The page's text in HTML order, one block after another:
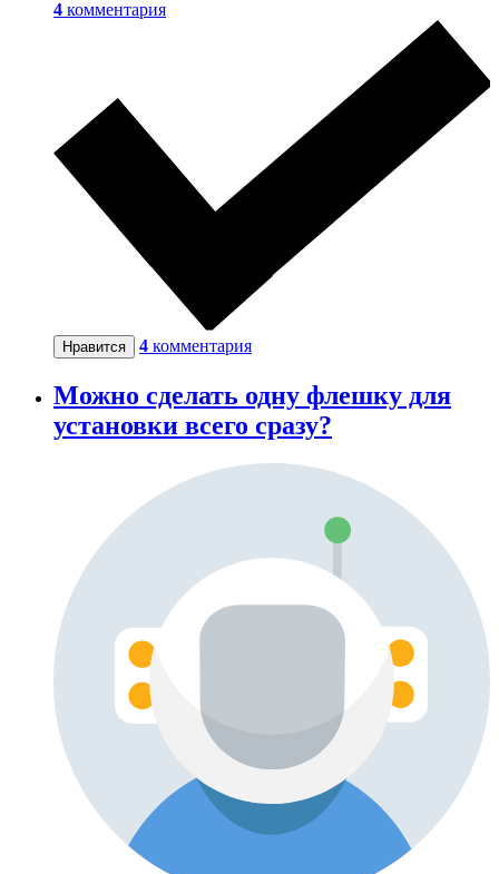
4 комментария
Нравится 4 комментария
Можно сделать одну флешку для
установки всего сразу?